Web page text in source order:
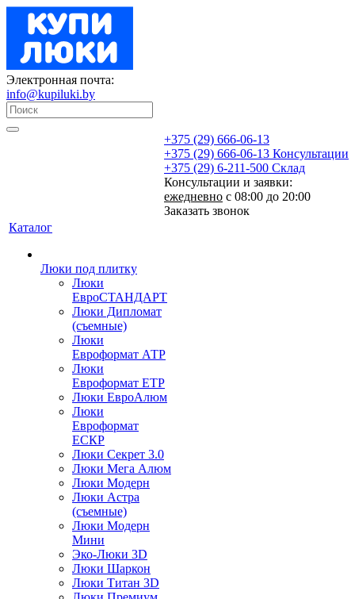
Электронная почта:
info@kupiluki.by
+375 (29) 666-06-13
+375 (29) 666-06-13 Консультации
+375 (29) 6-211-500 Склад
Консультации и заявки:
ежедневно с 08:00 до 20:00
Заказать звонок
Каталог
Люки под плитку
Люки
ЕвроСТАНДАРТ
Люки Дипломат
(съемные)
Люки
Евроформат АТР
Люки
Евроформат ЕТР
Люки ЕвроАлюм
Люки
Евроформат
ЕСКР
Люки Секрет 3.0
Люки Мега Алюм
Люки Модерн
Люки Астра
(съемные)
Люки Модерн
Мини
Эко-Люки 3D
Люки Шаркон
Люки Титан 3D